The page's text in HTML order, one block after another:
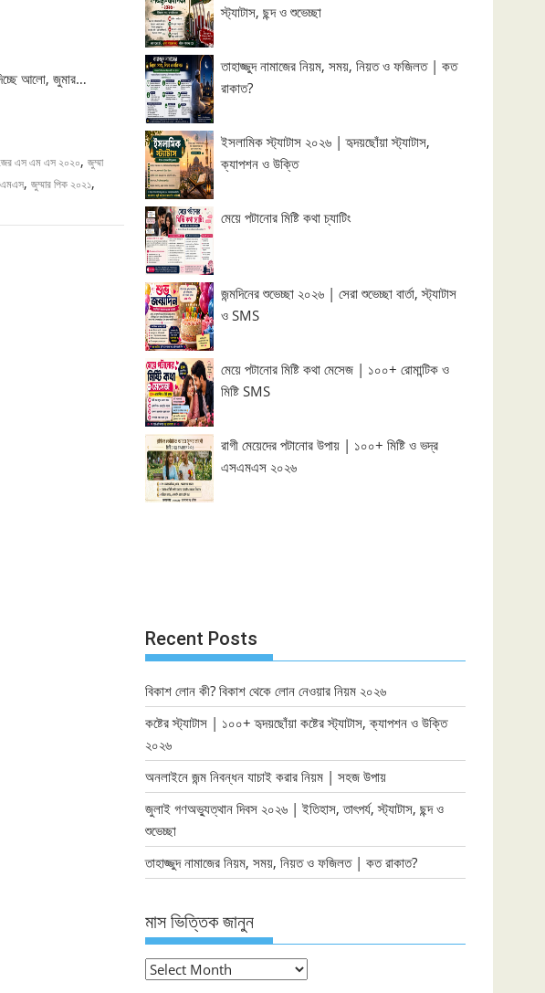
আলো, জুমার…
এস এম এস ২০২০, জুম্মা
, জুম্মার পিক ২০২১,
স্ট্যাটাস, ছন্দ ও শুভেচ্ছা
তাহাজ্জুদ নামাজের নিয়ম, সময়, নিয়ত ও ফজিলত | কত
রাকাত?
ইসলামিক স্ট্যাটাস ২০২৬ | হৃদয়ছোঁয়া স্ট্যাটাস,
ক্যাপশন ও উক্তি
মেয়ে পটানোর মিষ্টি কথা চ্যাটিং
জন্মদিনের শুভেচ্ছা ২০২৬ | সেরা শুভেচ্ছা বার্তা, স্ট্যাটাস
ও SMS
মেয়ে পটানোর মিষ্টি কথা মেসেজ | ১০০+ রোমান্টিক ও
মিষ্টি SMS
রাগী মেয়েদের পটানোর উপায় | ১০০+ মিষ্টি ও ভদ্র
এসএমএস ২০২৬
Recent Posts
বিকাশ লোন কী? বিকাশ থেকে লোন নেওয়ার নিয়ম ২০২৬
কষ্টের স্ট্যাটাস | ১০০+ হৃদয়ছোঁয়া কষ্টের স্ট্যাটাস, ক্যাপশন ও উক্তি
২০২৬
অনলাইনে জন্ম নিবন্ধন যাচাই করার নিয়ম | সহজ উপায়
জুলাই গণঅভ্যুত্থান দিবস ২০২৬ | ইতিহাস, তাৎপর্য, স্ট্যাটাস, ছন্দ ও
শুভেচ্ছা
তাহাজ্জুদ নামাজের নিয়ম, সময়, নিয়ত ও ফজিলত | কত রাকাত?
মাস ভিত্তিক জানুন
মাস